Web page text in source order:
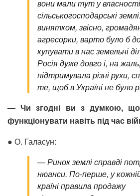
вони мали тут у власності
сільськогосподарські
винятком, звісно,
агресорки, варто було б
купувати в нас земельні
Росія дуже довго і, на
підтримувала різні рухи,
те, щоб в Україні не було
— Чи згодні ви з думкою,
функціонувати навіть під час
● О. Галасун:
—Ринок землі справді
нюанси. По-перше, у кожній
країні правила продажу